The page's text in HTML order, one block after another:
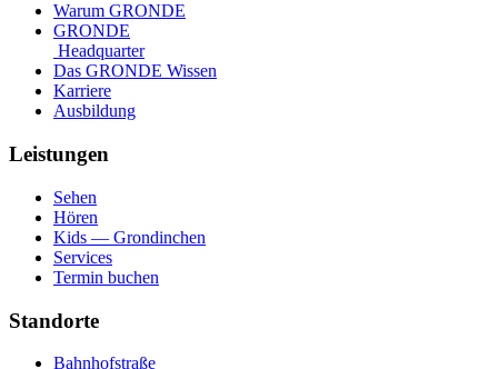
Warum GRONDE
GRONDE
Headquarter
Das GRONDE Wissen
Karriere
Ausbildung
Leistungen
Sehen
Hören
Kids — Grondinchen
Services
Termin buchen
Standorte
Bahnhofstraße